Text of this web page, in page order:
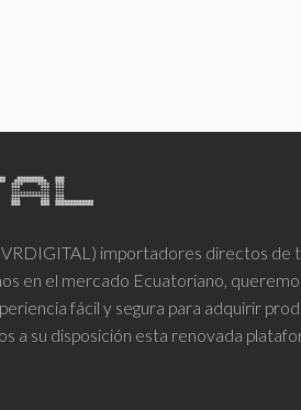
importadores directos de
en el mercado Ecuatoriano,
fácil y segura para adquirir
a su disposición esta renovada